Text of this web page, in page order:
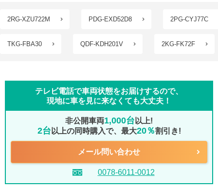
2RG-XZU722M PDG-EXD52D8 2PG-CYJ77C
TKG-FBA30 QDF-KDH201V 2KG-FK72F
テレビ電話で車両状態をお届けするので、
現地に車を見に来なくても大丈夫！
非公開車両1,000台 以上!
2台 以上の同時購入で、最大20％割引き!
メール問い合わせ
0078-6011-0012